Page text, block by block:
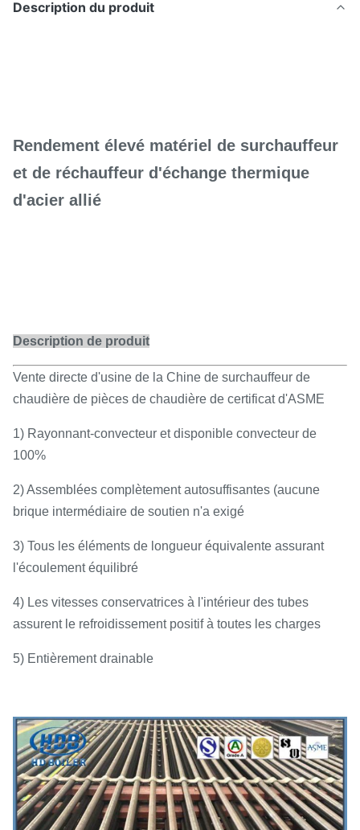
Description du produit
Rendement élevé matériel de surchauffeur
et de réchauffeur d'échange thermique
d'acier allié
Description de produit
Vente directe d'usine de la Chine de surchauffeur de
chaudière de pièces de chaudière de certificat d'ASME
1) Rayonnant-convecteur et disponible convecteur de
100%
2) Assemblées complètement autosuffisantes (aucune
brique intermédiaire de soutien n'a exigé
3) Tous les éléments de longueur équivalente assurant
l'écoulement équilibré
4) Les vitesses conservatrices à l'intérieur des tubes
assurent le refroidissement positif à toutes les charges
5) Entièrement drainable